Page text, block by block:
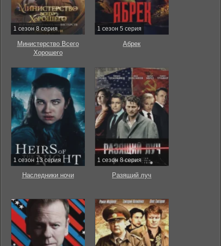
1 сезон 8 серия
Министерство Всего
Хорошего
1 сезон 5 серия
Абрек
1 сезон 13 серия
Наследники ночи
1 сезон 8 серия
Разящий луч